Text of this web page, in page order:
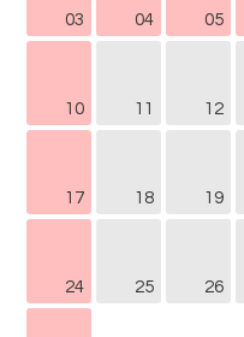
03 04 05
10 11 12
17 18 19
24 25 26